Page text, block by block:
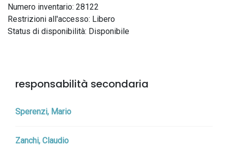
Numero inventario: 28122
Restrizioni all'accesso: Libero
Status di disponibilità: Disponibile
responsabilità secondaria
Sperenzi, Mario
Zanchi, Claudio